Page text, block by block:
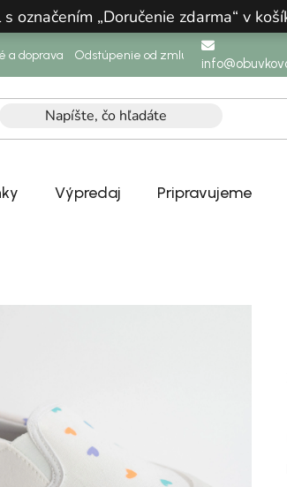
označením „Doručenie zdarma“ v
a doprava Odstúpenie od zmluvy
Výpredaj Pripravujeme